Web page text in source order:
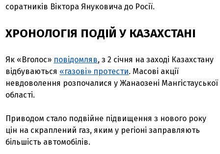
соратників Віктора Януковича до Росії.
ХРОНОЛОГІЯ ПОДІЙ У КАЗАХСТАНІ
Як «Вголос» повідомляв, з 2 січня на заході Казахстану
відбуваються «газові» протести. Масові акції
невдоволення розпочалися у Жанаозені Мангістауської
області.
Приводом стало подвійне підвищення з нового року
цін на скраплений газ, яким у регіоні заправляють
більшість автомобілів.